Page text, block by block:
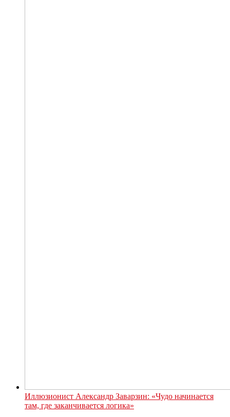
Иллюзионист Александр Заварзин: «Чудо начинается
там, где заканчивается логика»